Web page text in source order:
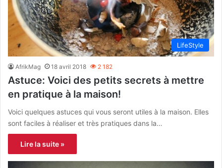
LifeStyle
AfrikMag 18 avril 2018 2 182
Astuce: Voici des petits secrets à mettre
en pratique à la maison!
Voici quelques astuces qui vous seront utiles à la maison. Elles
sont faciles à réaliser et très pratiques dans la…
Lire la suite »